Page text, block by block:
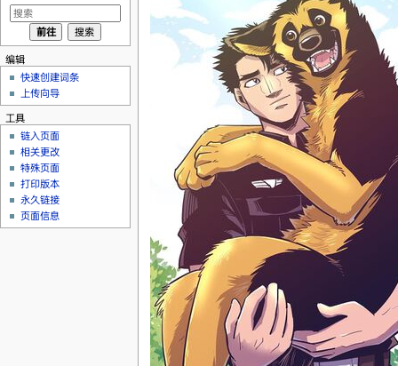
编辑
快速创建词条
上传向导
工具
链入页面
相关更改
特殊页面
打印版本
永久链接
页面信息